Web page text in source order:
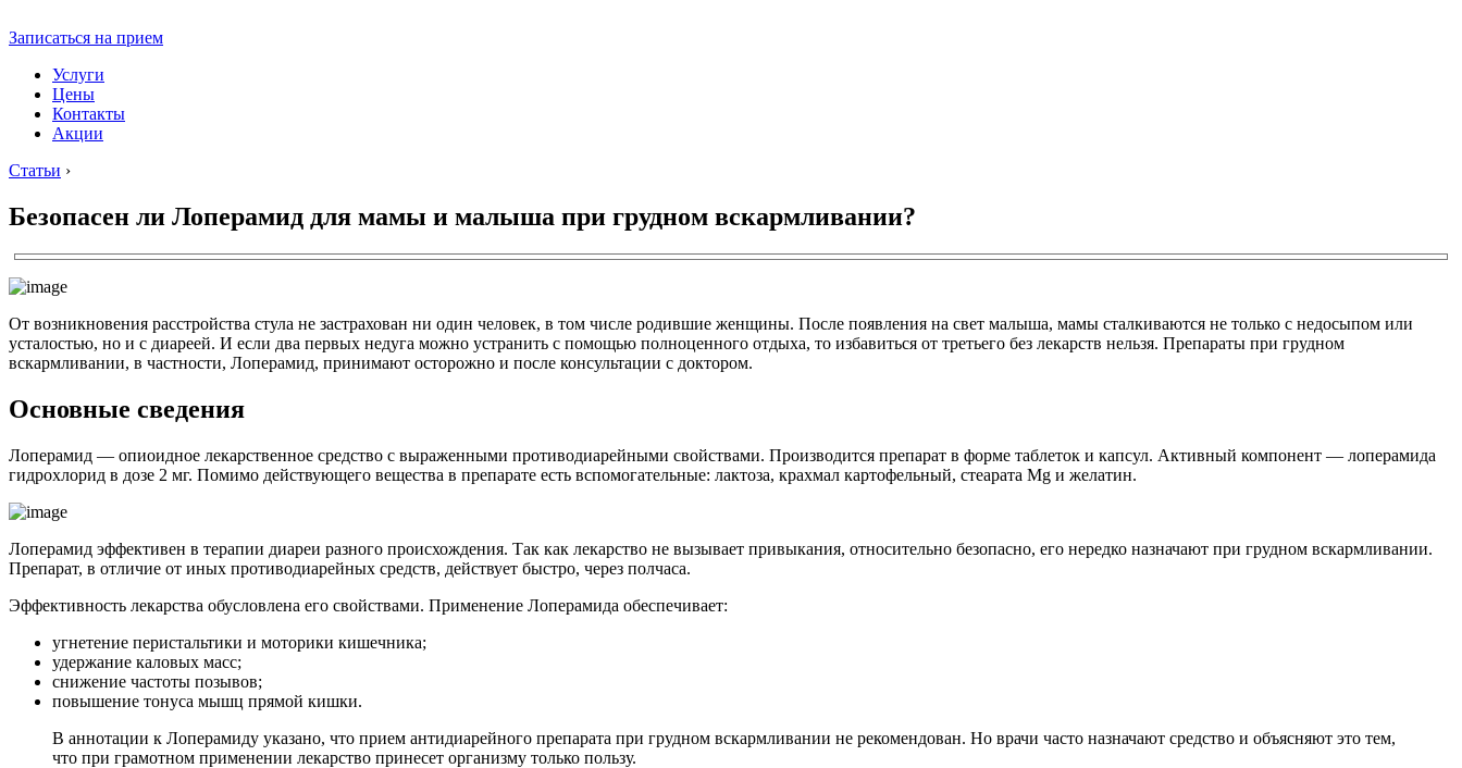
Записаться на прием
Услуги
Цены
Контакты
Акции
Статьи ›
Безопасен ли Лоперамид для мамы и малыша при грудном вскармливании?
От возникновения расстройства стула не застрахован ни один человек, в том числе родившие женщины. После появления на свет малыша, мамы сталкиваются не только с недосыпом или
усталостью, но и с диареей. И если два первых недуга можно устранить с помощью полноценного отдыха, то избавиться от третьего без лекарств нельзя. Препараты при грудном
вскармливании, в частности, Лоперамид, принимают осторожно и после консультации с доктором.
Основные сведения
Лоперамид — опиоидное лекарственное средство с выраженными противодиарейными свойствами. Производится препарат в форме таблеток и капсул. Активный компонент — лоперамида
гидрохлорид в дозе 2 мг. Помимо действующего вещества в препарате есть вспомогательные: лактоза, крахмал картофельный, стеарата Mg и желатин.
Лоперамид эффективен в терапии диареи разного происхождения. Так как лекарство не вызывает привыкания, относительно безопасно, его нередко назначают при грудном вскармливании.
Препарат, в отличие от иных противодиарейных средств, действует быстро, через полчаса.
Эффективность лекарства обусловлена его свойствами. Применение Лоперамида обеспечивает:
угнетение перистальтики и моторики кишечника;
удержание каловых масс;
снижение частоты позывов;
повышение тонуса мышц прямой кишки.
В аннотации к Лоперамиду указано, что прием антидиарейного препарата при грудном вскармливании не рекомендован. Но врачи часто назначают средство и объясняют это тем,
что при грамотном применении лекарство принесет организму только пользу.